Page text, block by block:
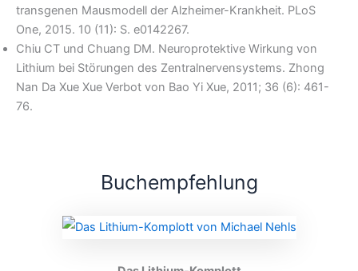
transgenen Mausmodell der Alzheimer-Krankheit. PLoS
One, 2015. 10 (11): S. e0142267.
Chiu CT und Chuang DM. Neuroprotektive Wirkung von
Lithium bei Störungen des Zentralnervensystems. Zhong
Nan Da Xue Xue Verbot von Bao Yi Xue, 2011; 36 (6): 461-
76.
Buchempfehlung